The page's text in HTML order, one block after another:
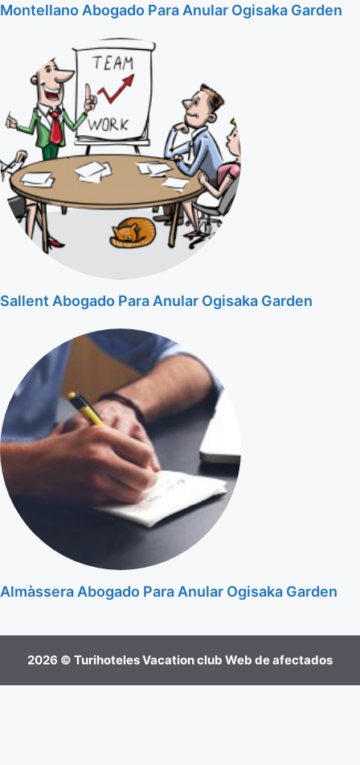
Montellano Abogado Para Anular Ogisaka Garden
Sallent Abogado Para Anular Ogisaka Garden
Almàssera Abogado Para Anular Ogisaka Garden
2026 © Turihoteles Vacation club Web de afectados